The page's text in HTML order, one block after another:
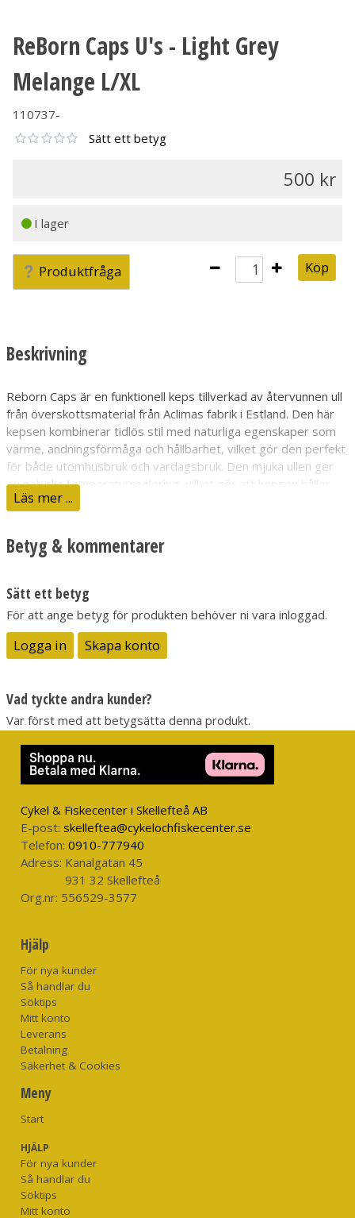
ReBorn Caps U's - Light Grey
Melange L/XL
110737-
Sätt ett betyg
500
I lager
Produktfråga Köp
Beskrivning
Reborn Caps är en funktionell keps tillverkad av återvunnen ull
från överskottsmaterial från Aclimas fabrik i Estland. Den här
kepsen kombinerar tidlös stil med naturliga egenskaper som
värme, andningsförmåga och hållbarhet, vilket gör den perfekt
för både utomhusbruk och vardagsbruk. Den mjuka ullen ger
en naturlig temperaturreglering, vilket gör att kepsen håller
dig varm under kyliga dagar samtidigt som den andas
justerbar passform så att den sitter bekvämt på huvudet, kan
tvättas i maskin och har en broderad logotyp. Reborn-
spillbitar från vår egen fabrik. Genom att återanvända ullfibrer
från tidigare produktioner och textilavfall ger vi ullen nytt liv
och minskar avfall och energiförbrukning - utan att
kompromissa med funktionalitet eller komfort. Och samtidigt
bevarar vi merinoullens unika egenskaper - värme,
Läs mer ...
Betyg & kommentarer
Sätt ett betyg
För att ange betyg för produkten behöver ni vara inloggad.
Logga in Skapa konto
Vad tyckte andra kunder?
Var först med att betygsätta denna produkt.
Cykel & Fiskecenter i Skellefteå AB
E-post: skelleftea@cykelochfiskecenter.se
Telefon: 0910-777940
Adress: Kanalgatan 45
931 32 Skellefteå
Org.nr: 556529-3577
Hjälp
För nya kunder
Så handlar du
Söktips
Mitt konto
Leverans
Betalning
Säkerhet & Cookies
Meny
Start
HJÄLP
För nya kunder
Så handlar du
Söktips
Mitt konto